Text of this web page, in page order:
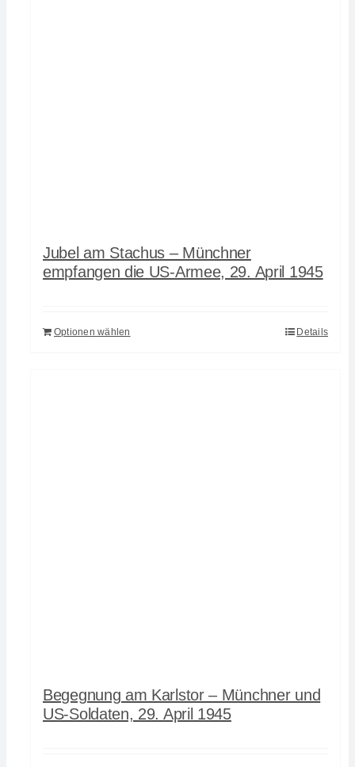
Jubel am Stachus – Münchner
empfangen die US-Armee, 29. April 1945
Optionen wählen Details
Begegnung am Karlstor – Münchner und
US-Soldaten, 29. April 1945